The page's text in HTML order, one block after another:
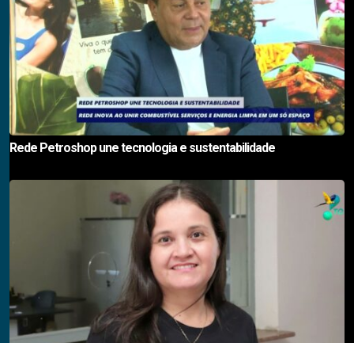
Rede Petroshop une tecnologia e sustentabilidade